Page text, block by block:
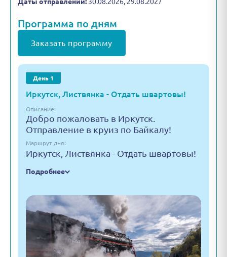
Программа по дням
Заказать программу
День 1
Иркутск, Листвянка - Отдать швартовы!
Описание:
Добро пожаловать в Иркутск.
Отправление в круиз по Байкалу!
Маршрут дня:
Иркутск, Листвянка - Отдать швартовы!
Подробнее